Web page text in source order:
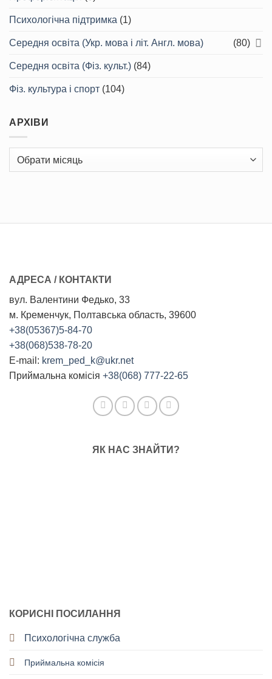
Психологічна підтримка (1)
Середня освіта (Укр. мова і літ. Англ. мова) (80)
Середня освіта (Фіз. культ.) (84)
Фіз. культура і спорт (104)
АРХІВИ
АДРЕСА / КОНТАКТИ
вул. Валентини Федько, 33
м. Кременчук, Полтавська область, 39600
+38(05367)5-84-70
+38(068)538-78-20
E-mail: krem_ped_k@ukr.net
Приймальна комісія +38(068) 777-22-65
ЯК НАС ЗНАЙТИ?
КОРИСНІ ПОСИЛАННЯ
Психологічна служба
Приймальна комісія